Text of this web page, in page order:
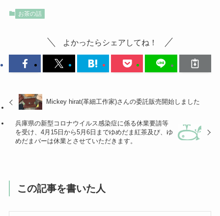
お茶の話
よかったらシェアしてね！
Mickey hirat(革細工作家)さんの委託販売開始しました
兵庫県の新型コロナウイルス感染症に係る休業要請等
を受け、4月15日から5月6日までゆめだま紅茶及び、ゆ
めだまバーは休業とさせていただきます。
この記事を書いた人